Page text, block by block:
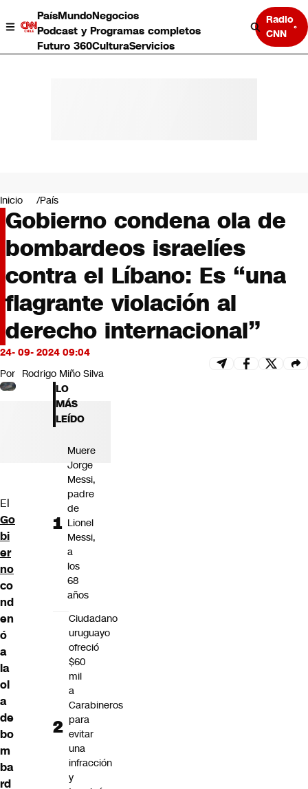
PaísMundoNegocios
Podcast y Programas completos
Futuro 360CulturaServicios
Radio
CNN
Negocios
Deportes
Programas completos
Cultura
Servicios
Bits
CNN tiempo
Futuro 360
Opinión
Inicio País
Gobierno condena ola de
bombardeos israelíes
contra el Líbano: Es “una
flagrante violación al
derecho internacional”
24- 09- 2024 09:04
Por Rodrigo Miño Silva
El
Go
bi
er
no
co
nd
en
ó
a
la
ol
a
de
bo
m
ba
rd
LO
MÁS
LEÍDO
Muere
Jorge
Messi,
padre
de
Lionel
Messi,
a
los
68
años
Ciudadano
uruguayo
ofreció
$60
mil
a
Carabineros
para
evitar
una
infracción
y